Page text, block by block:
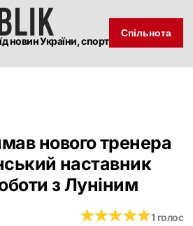
новин України, спорт
Спільнота
нового тренера
наставник
з Луніним
★★★★★
★★★★★1 голос